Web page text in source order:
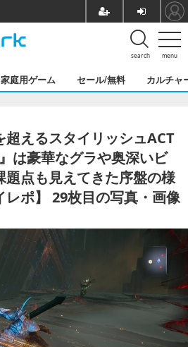
menu
search
家庭用ゲーム セール/無料 カルチャ
えるスタイリッシュACT
は豪華なグラや奥深いビ
題点も見えてきた序盤の様
ポ】 29枚目の写真・画像